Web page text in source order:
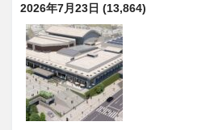
2026年7月23日 (13,864)